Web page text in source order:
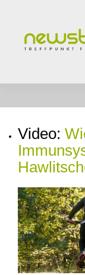
Skip to main
Video: